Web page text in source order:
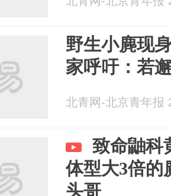
野生小麂现
家呼吁：若
北青网-北京青年报
致命鼬科
体型大3倍的
头哥